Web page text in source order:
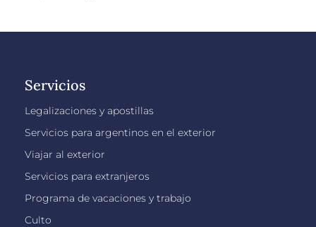
Servicios
Legalizaciones y apostillas
Servicios para argentinos en el exterior
Viajar al exterior
Servicios para extranjeros
Programa de vacaciones y trabajo
Culto